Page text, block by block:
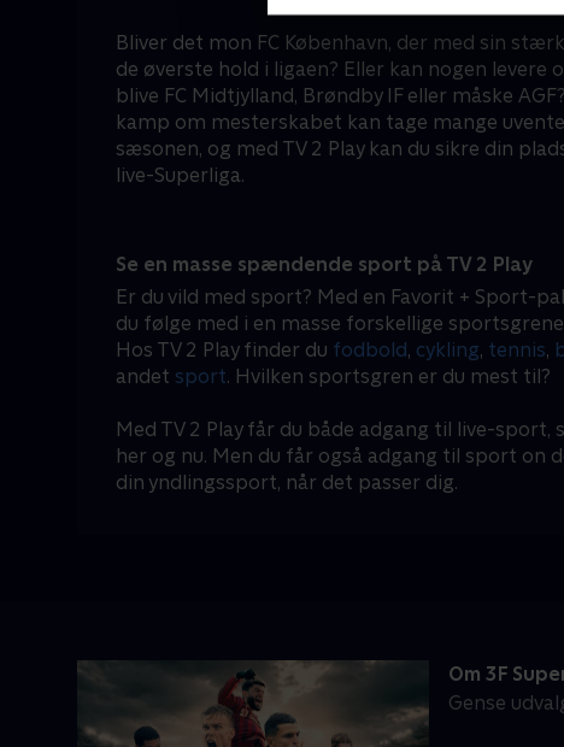
Bliver det mon FC København, der med sin
de øverste hold i ligaen? Eller kan nogen levere
blive FC Midtjylland, Brøndby IF eller måske
kamp om mesterskabet kan tage mange
sæsonen, og med TV 2 Play kan du sikre din
live-Superliga.
Se en masse spændende sport på TV 2 Play
Er du vild med sport? Med en Favorit + Sport-
du følge med i en masse forskellige
Hos TV 2 Play finder du fodbold, cykling, tennis,
andet sport. Hvilken sportsgren er du mest til?
Med TV 2 Play får du både adgang til live-sport,
her og nu. Men du får også adgang til sport on
din yndlingssport, når det passer dig.
Om 3F
Gense